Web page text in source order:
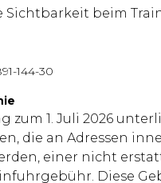
Sichtbarkeit beim
144-30
zum 1. Juli 2026
die an Adressen
einer nicht
Diese